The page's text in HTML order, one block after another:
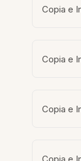
Copia e
Copia e
Copia e
Copia e